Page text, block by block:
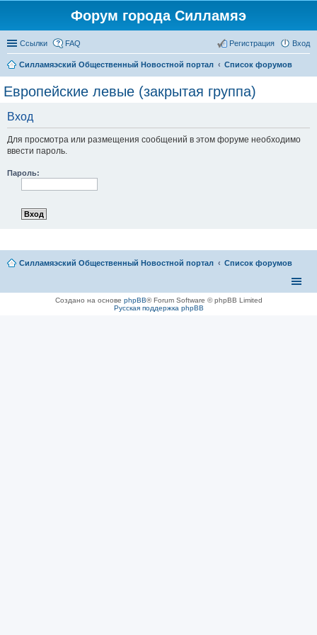
Форум города Силламяэ
Ссылки FAQ Вход
Регистрация
Силламяэский Общественный Новостной портал Список форумов
Европейские левые (закрытая группа)
Вход
Для просмотра или размещения сообщений в этом форуме необходимо
ввести пароль.
Пароль:
Силламяэский Общественный Новостной портал Список форумов
Создано на основе phpBB® Forum Software © phpBB Limited
Русская поддержка phpBB